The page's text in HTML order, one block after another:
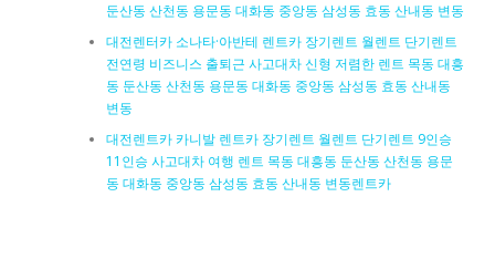
둔산동 산천동 용문동 대화동 중앙동 삼성동 효동 산내동 변동
대전렌터카 소나타·아반테 렌트카 장기렌트 월렌트 단기렌트
전연령 비즈니스 출퇴근 사고대차 신형 저렴한 렌트 목동 대흥
동 둔산동 산천동 용문동 대화동 중앙동 삼성동 효동 산내동
변동
대전렌트카 카니발 렌트카 장기렌트 월렌트 단기렌트 9인승
11인승 사고대차 여행 렌트 목동 대흥동 둔산동 산천동 용문
동 대화동 중앙동 삼성동 효동 산내동 변동렌트카